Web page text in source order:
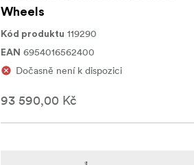
Wheels
Kód produktu 119290
EAN 6954016562400
Dočasně není k dispozici
93 590,00 Kč